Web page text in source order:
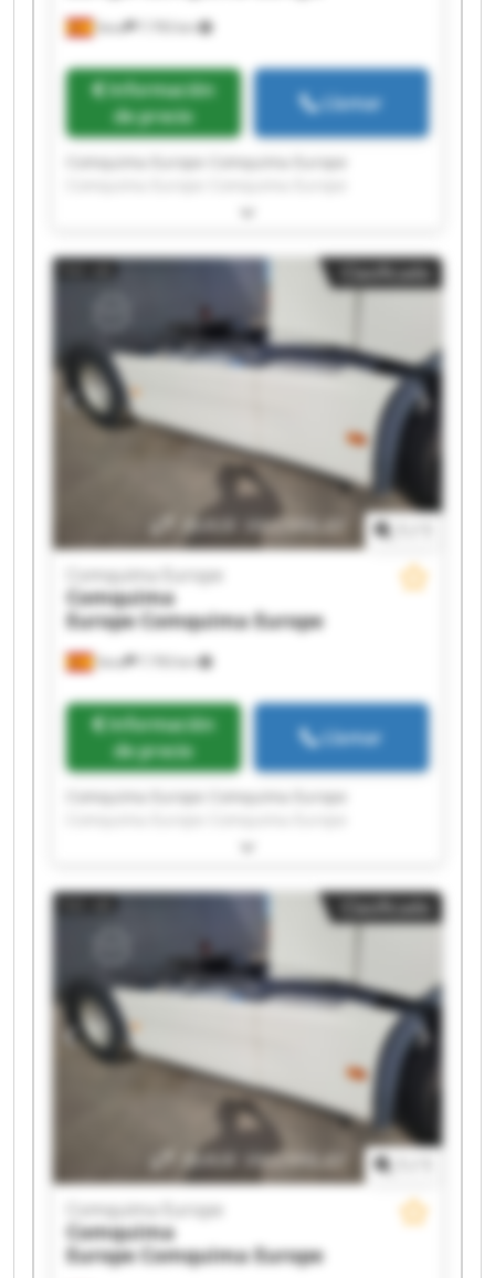
Seva 7.793 km
Información
de precio
Llamar
Comquima Europe Comquima Europe
Comquima Europe Comquima Europe
Comquima Europe Comquima Europe
Comquima Europe Comquima Europe
Comquima Europe Comquima Europe
Comquima Europe Comquima Europe
Comquima Europe Comquima Europe
Comquima Europe Comquima Europe
Clasificado
Seva 7.793 km
Comquima Europe
Comquima
EuropeComquima Europe
Información
de precio
Llamar
Comquima Europe Comquima Europe
Comquima Europe Comquima Europe
Comquima Europe Comquima Europe
Comquima Europe Comquima Europe
Comquima Europe Comquima Europe
Comquima Europe Comquima Europe
Comquima Europe Comquima Europe
Comquima Europe Comquima Europe
Clasificado
Comquima Europe
Comquima
EuropeComquima Europe